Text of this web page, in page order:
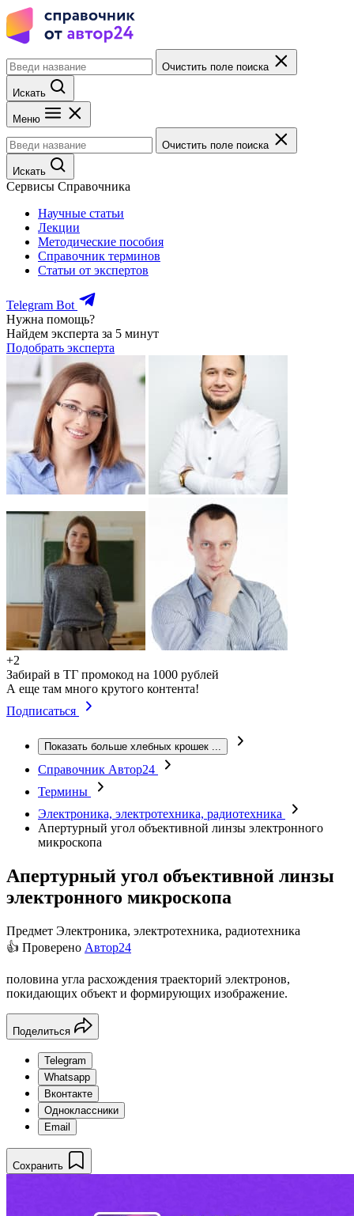
Очистить поле поиска
Искать
Меню
Очистить поле поиска
Искать
Сервисы Справочника
Научные статьи
Лекции
Методические пособия
Справочник терминов
Статьи от экспертов
Telegram Bot
Нужна помощь?
Найдем эксперта за 5 минут
Подобрать эксперта
+2
Забирай в ТГ промокод на 1000 рублей
А еще там много крутого контента!
Подписаться
Показать больше хлебных крошек ...
Справочник Автор24
Термины
Электроника, электротехника, радиотехника
Апертурный угол объективной линзы электронного
микроскопа
Апертурный угол объективной линзы
электронного микроскопа
Предмет Электроника, электротехника, радиотехника
👍 Проверено Автор24
половина угла расхождения траекторий электронов,
покидающих объект и формирующих изображение.
Поделиться
Telegram
Whatsapp
Вконтакте
Одноклассники
Email
Сохранить